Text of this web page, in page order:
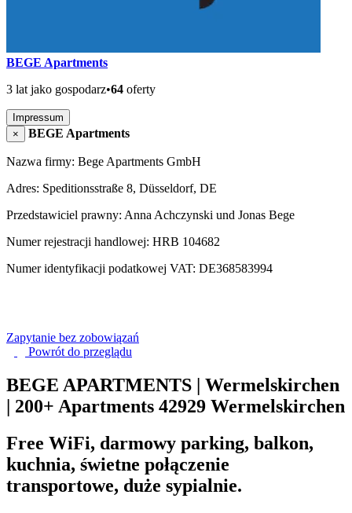
BEGE Apartments
3 lat jako gospodarz•64 oferty
Impressum
×
BEGE Apartments
Nazwa firmy: Bege Apartments GmbH
Adres: Speditionsstraße 8, Düsseldorf, DE
Przedstawiciel prawny: Anna Achczynski und Jonas Bege
Numer rejestracji handlowej: HRB 104682
Numer identyfikacji podatkowej VAT: DE368583994
Zapytanie bez zobowiązań
Powrót do przeglądu
BEGE APARTMENTS | Wermelskirchen
| 200+ Apartments 42929 Wermelskirchen
Free WiFi, darmowy parking, balkon,
kuchnia, świetne połączenie
transportowe, duże sypialnie.